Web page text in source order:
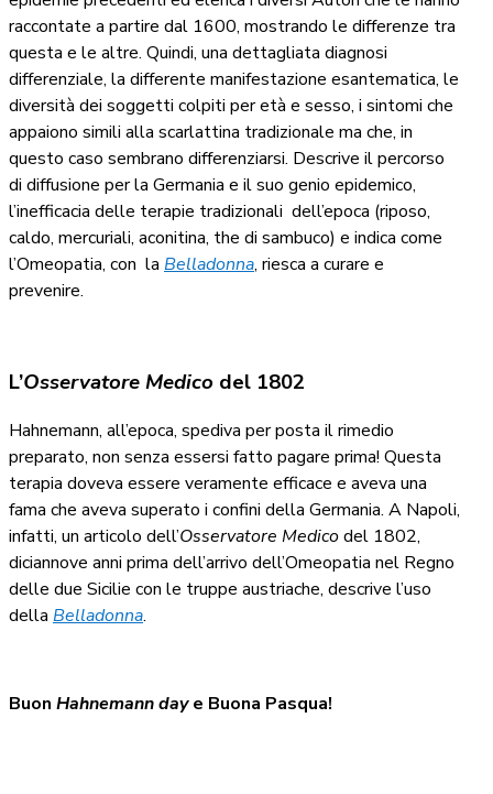
raccontate a partire dal 1600, mostrando le differenze tra
questa e le altre. Quindi, una dettagliata diagnosi
differenziale, la differente manifestazione esantematica, le
diversità dei soggetti colpiti per età e sesso, i sintomi che
appaiono simili alla scarlattina tradizionale ma che, in
questo caso sembrano differenziarsi. Descrive il percorso
di diffusione per la Germania e il suo genio epidemico,
l’inefficacia delle terapie tradizionali dell’epoca (riposo,
caldo, mercuriali, aconitina, the di sambuco) e indica come
l’Omeopatia, con la Belladonna, riesca a curare e
prevenire.
L’Osservatore Medico del 1802
Hahnemann, all’epoca, spediva per posta il rimedio
preparato, non senza essersi fatto pagare prima! Questa
terapia doveva essere veramente efficace e aveva una
fama che aveva superato i confini della Germania. A Napoli,
infatti, un articolo dell’Osservatore Medicodel 1802,
diciannove anni prima dell’arrivo dell’Omeopatia nel Regno
delle due Sicilie con le truppe austriache, descrive l’uso
della Belladonna.
Buon Hahnemann daye Buona Pasqua!